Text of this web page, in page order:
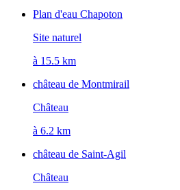
Plan d'eau Chapoton
Site naturel
à 15.5 km
château de Montmirail
Château
à 6.2 km
château de Saint-Agil
Château